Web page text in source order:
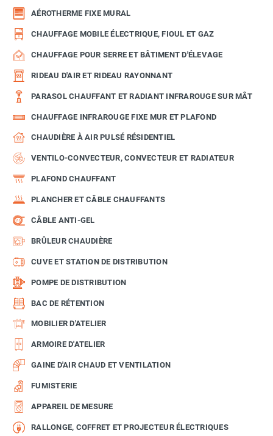
AÉROTHERME FIXE MURAL
CHAUFFAGE MOBILE ÉLECTRIQUE, FIOUL ET GAZ
CHAUFFAGE POUR SERRE ET BÂTIMENT D'ÉLEVAGE
RIDEAU D'AIR ET RIDEAU RAYONNANT
PARASOL CHAUFFANT ET RADIANT INFRAROUGE SUR MÂT
CHAUFFAGE INFRAROUGE FIXE MUR ET PLAFOND
CHAUDIÈRE À AIR PULSÉ RÉSIDENTIEL
VENTILO-CONVECTEUR, CONVECTEUR ET RADIATEUR
PLAFOND CHAUFFANT
PLANCHER ET CÂBLE CHAUFFANTS
CÂBLE ANTI-GEL
BRÛLEUR CHAUDIÈRE
CUVE ET STATION DE DISTRIBUTION
POMPE DE DISTRIBUTION
BAC DE RÉTENTION
MOBILIER D'ATELIER
ARMOIRE D'ATELIER
GAINE D'AIR CHAUD ET VENTILATION
FUMISTERIE
APPAREIL DE MESURE
RALLONGE, COFFRET ET PROJECTEUR ÉLECTRIQUES